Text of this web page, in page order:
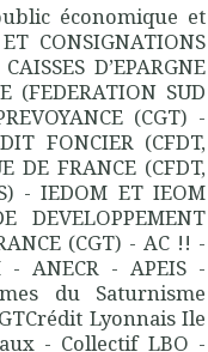
économique et
CONSIGNATIONS
D’EPARGNE
(FEDERATION SUD
(CGT) -
FONCIER (CFDT,
DE FRANCE (CFDT,
- IEDOM ET IEOM
DEVELOPPEMENT
(CGT) - AC !! -
ANECR - APEIS -
du Saturnisme
Lyonnais Ile
- Collectif LBO -